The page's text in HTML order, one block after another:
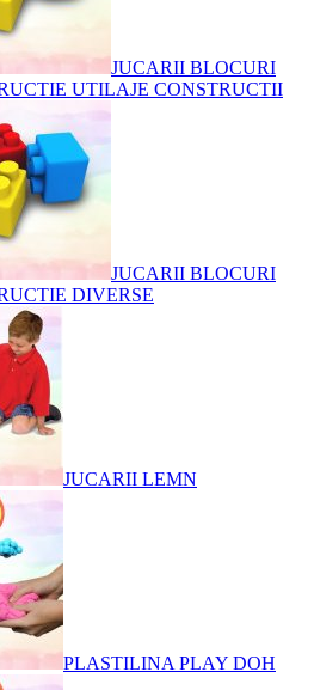
JUCARII BLOCURI
UTILAJE CONSTRUCTII
JUCARII BLOCURI
DIVERSE
JUCARII LEMN
PLASTILINA PLAY DOH